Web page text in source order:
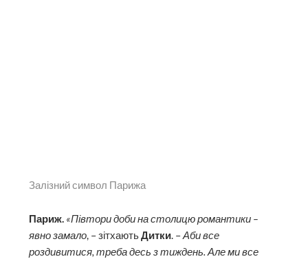
Залізний символ Парижа
Париж. «Півтори доби на столицю романтики –
явно замало, – зітхаютьДитки. –Аби все
роздивитися, треба десь з тиждень. Але ми все